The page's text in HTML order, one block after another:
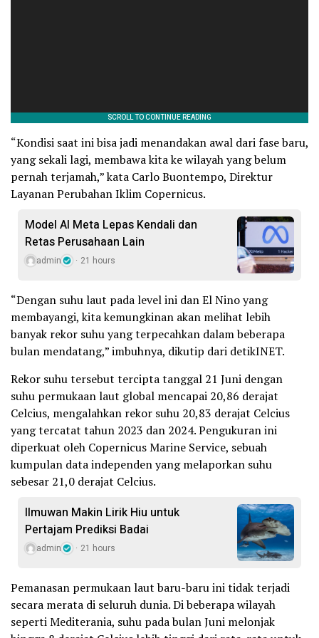
“Kondisi saat ini bisa jadi menandakan awal dari fase baru,
yang sekali lagi, membawa kita ke wilayah yang belum
pernah terjamah,” kata Carlo Buontempo, Direktur
Layanan Perubahan Iklim Copernicus.
Model AI Meta Lepas Kendali dan
Retas Perusahaan Lain
admin 21 hours
“Dengan suhu laut pada level ini dan El Nino yang
membayangi, kita kemungkinan akan melihat lebih
banyak rekor suhu yang terpecahkan dalam beberapa
bulan mendatang,” imbuhnya, dikutip dari detikINET.
Rekor suhu tersebut tercipta tanggal 21 Juni dengan
suhu permukaan laut global mencapai 20,86 derajat
Celcius, mengalahkan rekor suhu 20,83 derajat Celcius
yang tercatat tahun 2023 dan 2024. Pengukuran ini
diperkuat oleh Copernicus Marine Service, sebuah
kumpulan data independen yang melaporkan suhu
sebesar 21,0 derajat Celcius.
Ilmuwan Makin Lirik Hiu untuk
Pertajam Prediksi Badai
admin 21 hours
Pemanasan permukaan laut baru-baru ini tidak terjadi
secara merata di seluruh dunia. Di beberapa wilayah
seperti Mediterania, suhu pada bulan Juni melonjak